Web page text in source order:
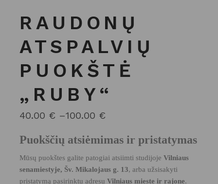
RAUDONŲ
ATSPALVIŲ
PUOKŠTĖ
„RUBY“
40.00 € –100.00 €
PRICE
40.00 €
THROUGH
100.00 €
Puokščių atsiėmimas ir pristatymas
Mūsų puokštes galite patogiai atsiimti studijojeVilniaus
senamiestyje, Šv. Mikalojaus g. 13, arba užsisakyti
pristatymą pasirinktu adresuVilniaus mieste ir rajone.